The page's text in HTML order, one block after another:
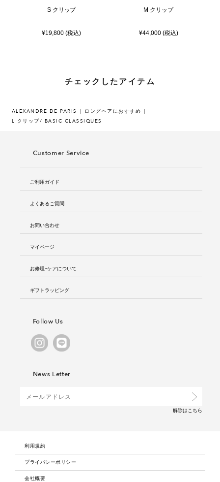
S クリップ
¥19,800 (税込)
M クリップ
¥44,000 (税込)
チェックしたアイテム
ALEXANDRE DE PARIS
ロングヘアにおすすめ
L クリップ/ BASIC CLASSIQUES
Customer Service
ご利用ガイド
よくあるご質問
お問い合わせ
マイページ
お修理・ケアについて
ギフトラッピング
Follow Us
News Letter
解除は こちら
利用規約
プライバシーポリシー
会社概要